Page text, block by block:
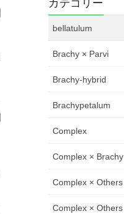
カテゴリー
bellatulum
Brachy × Parvi
Brachy-hybrid
Brachypetalum
Complex
Complex × Brachy
Complex × Others
Complex × Others